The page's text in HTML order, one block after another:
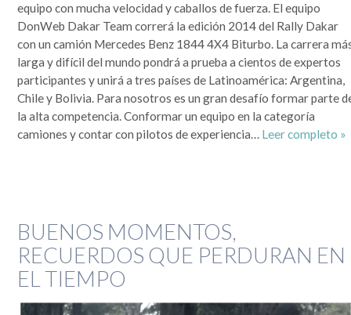
equipo con mucha velocidad y caballos de fuerza. El equipo
DonWeb Dakar Team correrá la edición 2014 del Rally Dakar
con un camión Mercedes Benz 1844 4X4 Biturbo. La carrera
larga y difícil del mundo pondrá a prueba a cientos de expertos
participantes y unirá a tres países de Latinoamérica: Argentina,
Chile y Bolivia. Para nosotros es un gran desafío formar parte
la alta competencia. Conformar un equipo en la categoría
camiones y contar con pilotos de experiencia… Leer completo »
BUENOS MOMENTOS,
RECUERDOS QUE PERDURAN EN
EL TIEMPO